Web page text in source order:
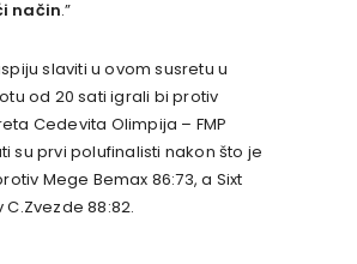
način.”
slaviti u ovom susretu u
od 20 sati igrali bi protiv
Cedevita Olimpija – FMP
su prvi polufinalisti nakon što je
Mege Bemax 86:73, a Sixt
88:82.